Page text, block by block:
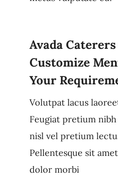
Avada
Customize
Your
Volutpat lacus
Feugiat pretium
nisl vel pretium
Pellentesque sit
dolor morbi